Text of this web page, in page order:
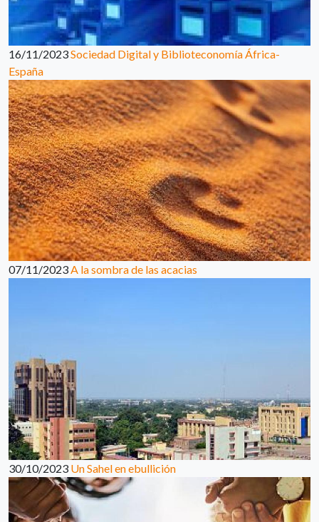
16/11/2023Sociedad Digital y Biblioteconomía África-
España
07/11/2023A la sombra de las acacias
30/10/2023 Un Sahel en ebullición